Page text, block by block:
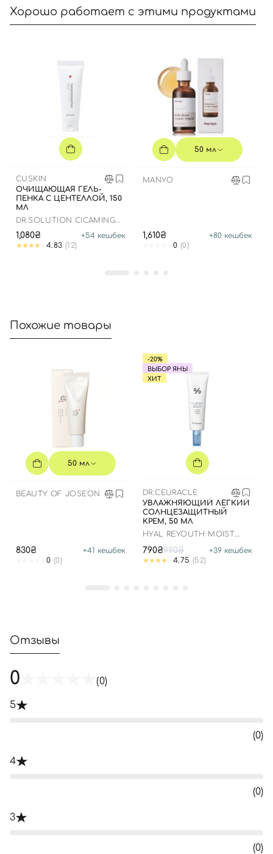
Хорошо работает с этими продуктами
CUSKIN
ОЧИЩАЮЩАЯ ГЕЛЬ-
ПЕНКА С ЦЕНТЕЛЛОЙ, 150
МЛ
DR.SOLUTION CICAMING
1,080₴ +54 кешбек
4.83 (12)
50 мл
MANYO
1,610₴ +80 кешбек
0 (0)
Похожие товары
50 мл
BEAUTY OF JOSEON
830₴ +41 кешбек
0 (0)
-20%
ВЫБОР ЯНЫ
ХИТ
DR.CEURACLE
УВЛАЖНЯЮЩИЙ ЛЕГКИЙ
СОЛНЦЕЗАЩИТНЫЙ
КРЕМ, 50 МЛ
HYAL REYOUTH MOIST
790₴990₴ +39 кешбек
4.75 (52)
Отзывы
0 (0)
5
(0)
4
(0)
3
(0)
Вход Регистрация
Номер телефона
Отправляя форму для авторизации/регистрации, вы
принимаете условия
Войти с помощью e-mail